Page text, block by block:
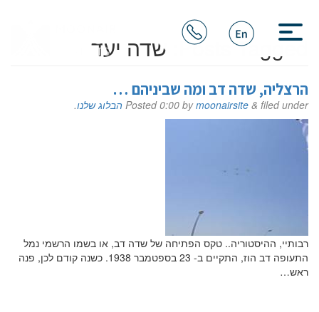
Posts Tagged: שדה יעד
הרצליה, שדה דב ומה שביניהם …
Posted0:00 bymoonairsite & filed under הבלוג שלנו.
רבותיי, ההיסטוריה.. טקס הפתיחה של שדה דב, או בשמו הרשמי נמל
התעופה דב הוז, התקיים ב- 23 בספטמבר 1938. כשנה קודם לכן, פנה
ראש…